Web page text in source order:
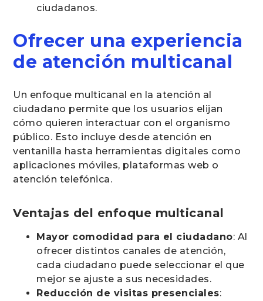
ciudadanos.
Ofrecer una experiencia
de atención multicanal
Un enfoque multicanal en la atención al
ciudadano permite que los usuarios elijan
cómo quieren interactuar con el organismo
público. Esto incluye desde atención en
ventanilla hasta herramientas digitales como
aplicaciones móviles, plataformas web o
atención telefónica.
Ventajas del enfoque multicanal
Mayor comodidad para el ciudadano: Al
ofrecer distintos canales de atención,
cada ciudadano puede seleccionar el que
mejor se ajuste a sus necesidades.
Reducción de visitas presenciales: